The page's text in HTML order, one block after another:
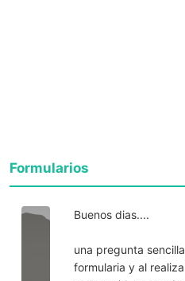
Formularios
Buenos dias....
una pregunta
formularia y al